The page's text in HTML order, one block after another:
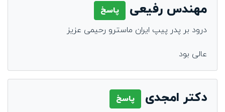
مهندس رفیعی
پاسخ
درود بر پدر پیپ ایران ماسترو رحیمی عزیز
عالی بود
دکتر امجدی
پاسخ